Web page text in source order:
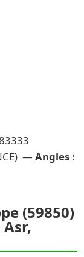
— Angles :
(59850)